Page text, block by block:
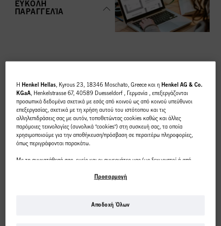
ΕΎΚΟΛΗ
ΠΑΡΑΓΓΕΛΊΑ
ΚΟΡΥΦΑΊΕΣ
ΚΑΤΗΓΟΡΊΕΣ
ΕΠΙΣΚΌΠΗΣΗ
H Henkel Hellas, Kyrous 23, 18346 Moschato, Greece και η Henkel AG & Co.
KGaA, Henkelstrasse 67, 40589 Duesseldorf , Γερμανία , επεξεργάζονται
προσωπικά δεδομένα σχετικά με εσάς από κοινού ως από κοινού υπεύθυνοι
επεξεργασίας, σχετικά με τη χρήση αυτού του ιστότοπου και τις
αλληλεπιδράσεις σας με αυτόν, τοποθετώντας cookies καθώς και άλλες
παρόμοιες τεχνολογίες (συνολικά "cookies") στη συσκευή σας, τα οποία
χρησιμοποιούμε για την αποθήκευση/πρόσβαση σε περαιτέρω πληροφορίες,
όπως περιγράφονται παρακάτω.
Με τη συγκατάθεσή σας, εμείς και οι συνεργάτες μας (ως ξεχωριστοί ή από
δεδομένων που παραπέμπει στο υποσέλιδο, ενότητα "Cookies, Pixel,
βελτιστοποίηση της απόδοσης αυτού του ιστότοπου, για να σας παρέχουμε
Προσαρμογή
Αποδοχή Όλων